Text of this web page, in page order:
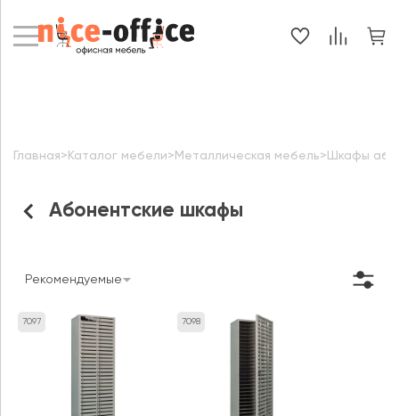
Абонентские шкафы
Главная> Каталог мебели> Металлическая мебель> Шкафы
Рекомендуемые
7097 7098